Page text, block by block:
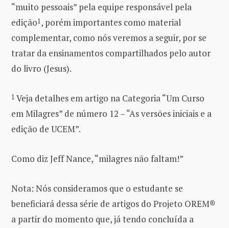
“muito pessoais” pela equipe responsável pela
edição1, porém importantes como material
complementar, como nós veremos a seguir, por se
tratar da ensinamentos compartilhados pelo autor
do livro (Jesus).
1 Veja detalhes em artigo na Categoria “Um Curso
em Milagres” de número 12 – “As versões iniciais e a
edição de UCEM”.
Como diz Jeff Nance, “milagres não faltam!”
Nota: Nós consideramos que o estudante se
beneficiará dessa série de artigos do Projeto OREM®
a partir do momento que, já tendo concluída a